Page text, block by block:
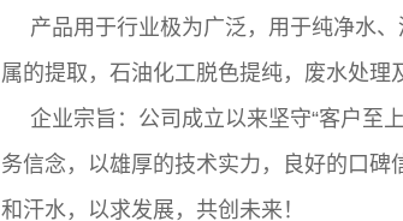
产品用于行业极为广泛，用于纯净水
属的提取，石油化工脱色提纯，废水处理
企业宗旨：公司成立以来坚守“客户至
务信念，以雄厚的技术实力，良好的口
和汗水，以求发展，共创未来！